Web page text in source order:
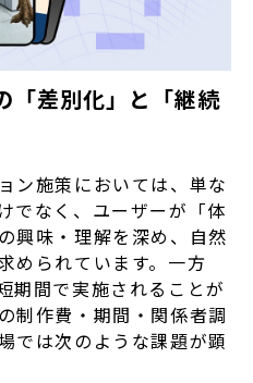
「差別化」と「継続
ン施策においては、単な
でなく、ユーザーが「体
興味・理解を深め、自然
められています。一方
期間で実施されることが
制作費・期間・関係者調
では次のような課題が顕